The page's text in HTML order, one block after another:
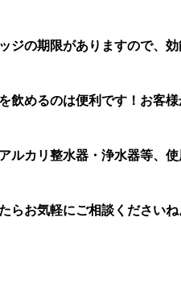
ジの期限がありますので、
飲めるのは便利です！お客
ルカリ整水器・浄水器等、
らお気軽にご相談ください